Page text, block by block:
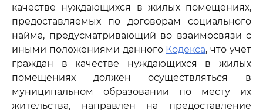
качестве нуждающихся в жилых помещениях,
предоставляемых по договорам социального
найма, предусматривающий во взаимосвязи с
иными положениями данного Кодекса, что учет
граждан в качестве нуждающихся в жилых
помещениях должен осуществляться в
муниципальном образовании по месту их
жительства, направлен на предоставление